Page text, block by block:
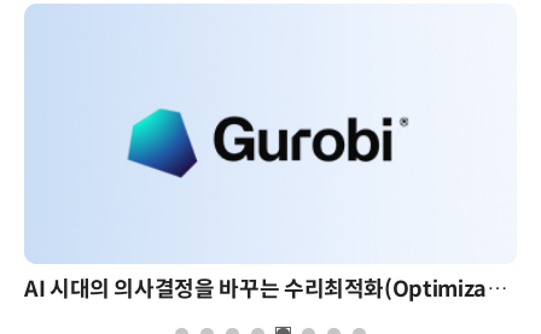
AI 시대의 의사결정을 바꾸는 수리최적화(Optimization): 실제 산업 적용 사례와 활용 전략